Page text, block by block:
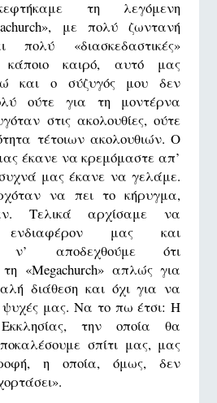
τη λεγόμενη
με πολύ ζωντανή
πολύ «διασκεδαστικές»
κάποιο καιρό, αυτό μας
και ο σύζυγός μου δεν
ούτε για τη μοντέρνα
στις ακολουθίες, ούτε
τέτοιων ακολουθιών. Ο
έκανε να κρεμόμαστε απ’
μας έκανε να γελάμε.
να πει το κήρυγμα,
Τελικά αρχίσαμε να
μας και
ν’ αποδεχθούμε ότι
«Megachurch» απλώς για
διάθεση και όχι για να
ψυχές μας. Να το πω έτσι: Η
την οποία θα
σπίτι μας, μας
η οποία, όμως, δεν